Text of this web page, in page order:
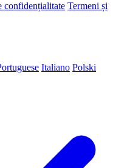
confidențialitate Termeni și
Italiano Polski